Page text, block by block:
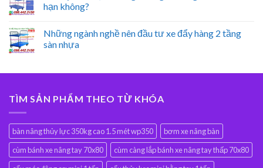
hạn không?
Những ngành nghề nên đầu tư xe đẩy hàng 2 tầng
sàn nhựa
TÌM SẢN PHẨM THEO TỪ KHÓA
bàn nâng thủy lực 350kg cao 1.5 mét wp350
bơm xe nâng bàn
cùm bánh xe nâng tay 70x80
cùm càng lắp bánh xe nâng tay thấp 70x80